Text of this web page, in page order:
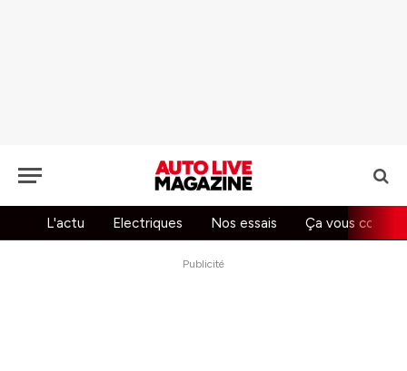
L'actu Electriques Nos essais Ça vous
Publicité